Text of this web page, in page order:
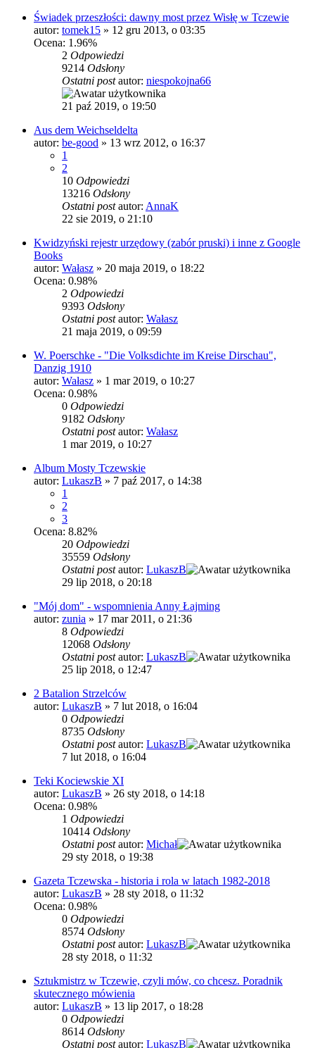
Świadek przeszłości: dawny most przez Wisłę w Tczewie
autor: tomek15 » 12 gru 2013, o 03:35
Ocena: 1.96%
2 Odpowiedzi
9214 Odsłony
Ostatni postautor: niespokojna66
21 paź 2019, o 19:50
Aus dem Weichseldelta
autor: be-good » 13 wrz 2012, o 16:37
1
2
10 Odpowiedzi
13216 Odsłony
Ostatni postautor: AnnaK
22 sie 2019, o 21:10
Kwidzyński rejestr urzędowy (zabór pruski) i inne z Google
Books
autor: Wałasz » 20 maja 2019, o 18:22
Ocena: 0.98%
2 Odpowiedzi
9393 Odsłony
Ostatni postautor: Wałasz
21 maja 2019, o 09:59
W. Poerschke - "Die Volksdichte im Kreise Dirschau",
Danzig 1910
autor: Wałasz » 1 mar 2019, o 10:27
Ocena: 0.98%
0 Odpowiedzi
9182 Odsłony
Ostatni postautor: Wałasz
1 mar 2019, o 10:27
Album Mosty Tczewskie
autor: LukaszB » 7 paź 2017, o 14:38
1
2
3
Ocena: 8.82%
20 Odpowiedzi
35559 Odsłony
Ostatni postautor: LukaszB
29 lip 2018, o 20:18
"Mój dom" - wspomnienia Anny Łajming
autor: zunia » 17 mar 2011, o 21:36
8 Odpowiedzi
12068 Odsłony
Ostatni postautor: LukaszB
25 lip 2018, o 12:47
2 Batalion Strzelców
autor: LukaszB » 7 lut 2018, o 16:04
0 Odpowiedzi
8735 Odsłony
Ostatni postautor: LukaszB
7 lut 2018, o 16:04
Teki Kociewskie XI
autor: LukaszB » 26 sty 2018, o 14:18
Ocena: 0.98%
1 Odpowiedzi
10414 Odsłony
Ostatni postautor: Michał
29 sty 2018, o 19:38
Gazeta Tczewska - historia i rola w latach 1982-2018
autor: LukaszB » 28 sty 2018, o 11:32
Ocena: 0.98%
0 Odpowiedzi
8574 Odsłony
Ostatni postautor: LukaszB
28 sty 2018, o 11:32
Sztukmistrz w Tczewie, czyli mów, co chcesz. Poradnik
skutecznego mówienia
autor: LukaszB » 13 lip 2017, o 18:28
0 Odpowiedzi
8614 Odsłony
Ostatni postautor: LukaszB